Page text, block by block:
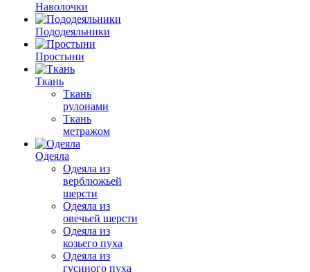
Наволочки
Пододеяльники
Простыни
Ткань
Ткань
рулонами
Ткань
метражом
Одеяла
Одеяла из
верблюжьей
шерсти
Одеяла из
овечьей шерсти
Одеяла из
козьего пуха
Одеяла из
гусиного пуха